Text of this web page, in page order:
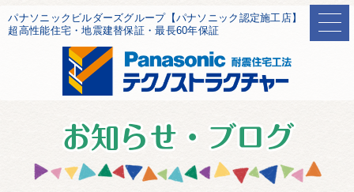
パナソニックビルダーズグループ【パナソニック認定施工店】
超高性能住宅・地震建替保証・最長60年保証